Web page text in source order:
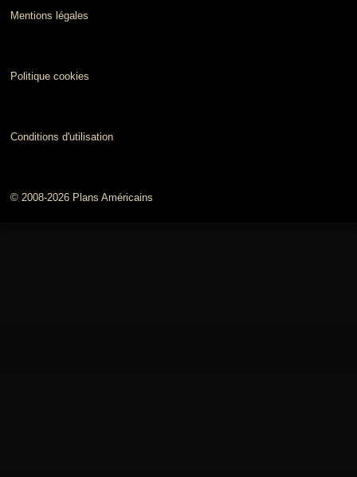
Mentions légales
Politique cookies
Conditions d'utilisation
© 2008-2026 Plans Américains